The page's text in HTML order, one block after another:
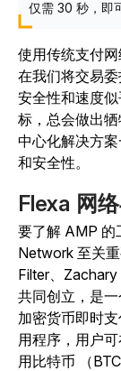
仅需 30 秒，即
使用传统支付
在我们将交易
安全性和速度似
标，总会做出牺
中心化解决方
和安全性。
Flexa 网
要了解 AMP 的
Network 至关重
Filter、
共同创立，是
加密货币即时支
用程序，用户
用比特币 （